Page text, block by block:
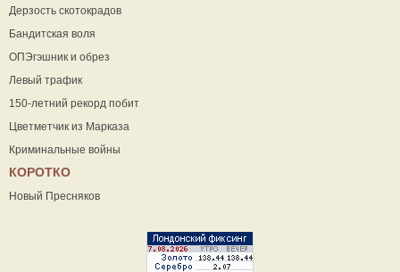
Дерзость скотокрадов
Бандитская воля
ОПЭгэшник и обрез
Левый трафик
150-летний рекорд побит
Цветметчик из Марказа
Криминальные войны
КОРОТКО
Новый Пресняков